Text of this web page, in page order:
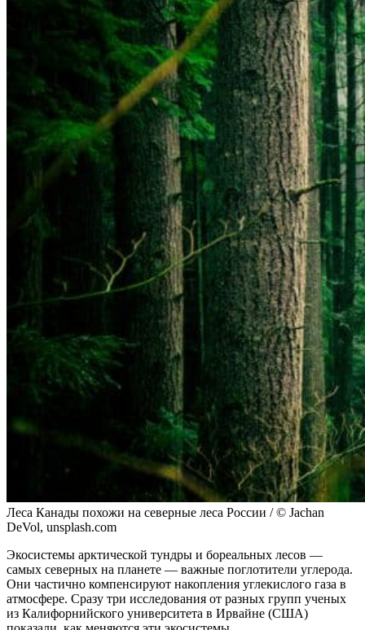
Леса Канады похожи на северные леса России / © Jachan
DeVol, unsplash.com
Экосистемы арктической тундры и бореальных лесов —
самых северных на планете — важные поглотители углерода.
Они частично компенсируют накопления углекислого газа в
атмосфере. Сразу три исследования от разных групп ученых
из Калифорнийского университета в Ирвайне (США)